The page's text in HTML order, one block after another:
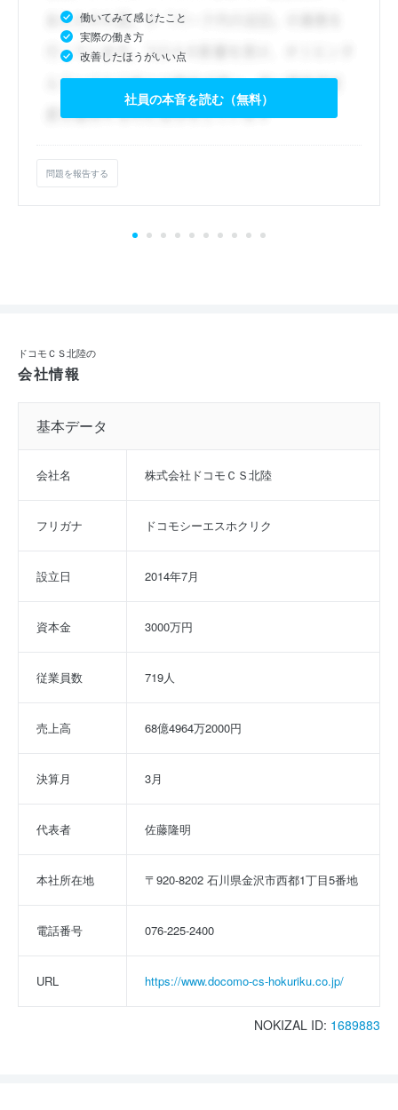
働いてみて感じたこと
実際の働き方
改善したほうがいい点
社員の本音を読む（無料）
問題を報告する
ドコモＣＳ北陸の
会社情報
基本データ
会社名 株式会社ドコモＣＳ北陸
フリガナ ドコモシーエスホクリク
設立日 2014年7月
資本金 3000万円
従業員数 719人
売上高 68億4964万2000円
決算月 3月
代表者 佐藤隆明
本社所在地 〒920-8202 石川県金沢市西都1丁目5番地
電話番号 076-225-2400
URL https://www.docomo-cs-hokuriku.co.jp/
NOKIZAL ID: 1689883